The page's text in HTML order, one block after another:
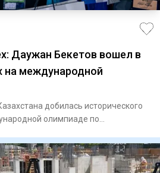
Даужан Бекетов вошел в
на международной
добилась исторического
олимпиаде по